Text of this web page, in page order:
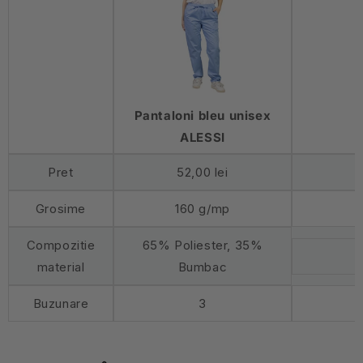
Pantaloni bleu unisex
ALESSI
Pret 52,00 lei
Grosime 160 g/mp
Compozitie
material
65% Poliester, 35%
Bumbac
Buzunare 3